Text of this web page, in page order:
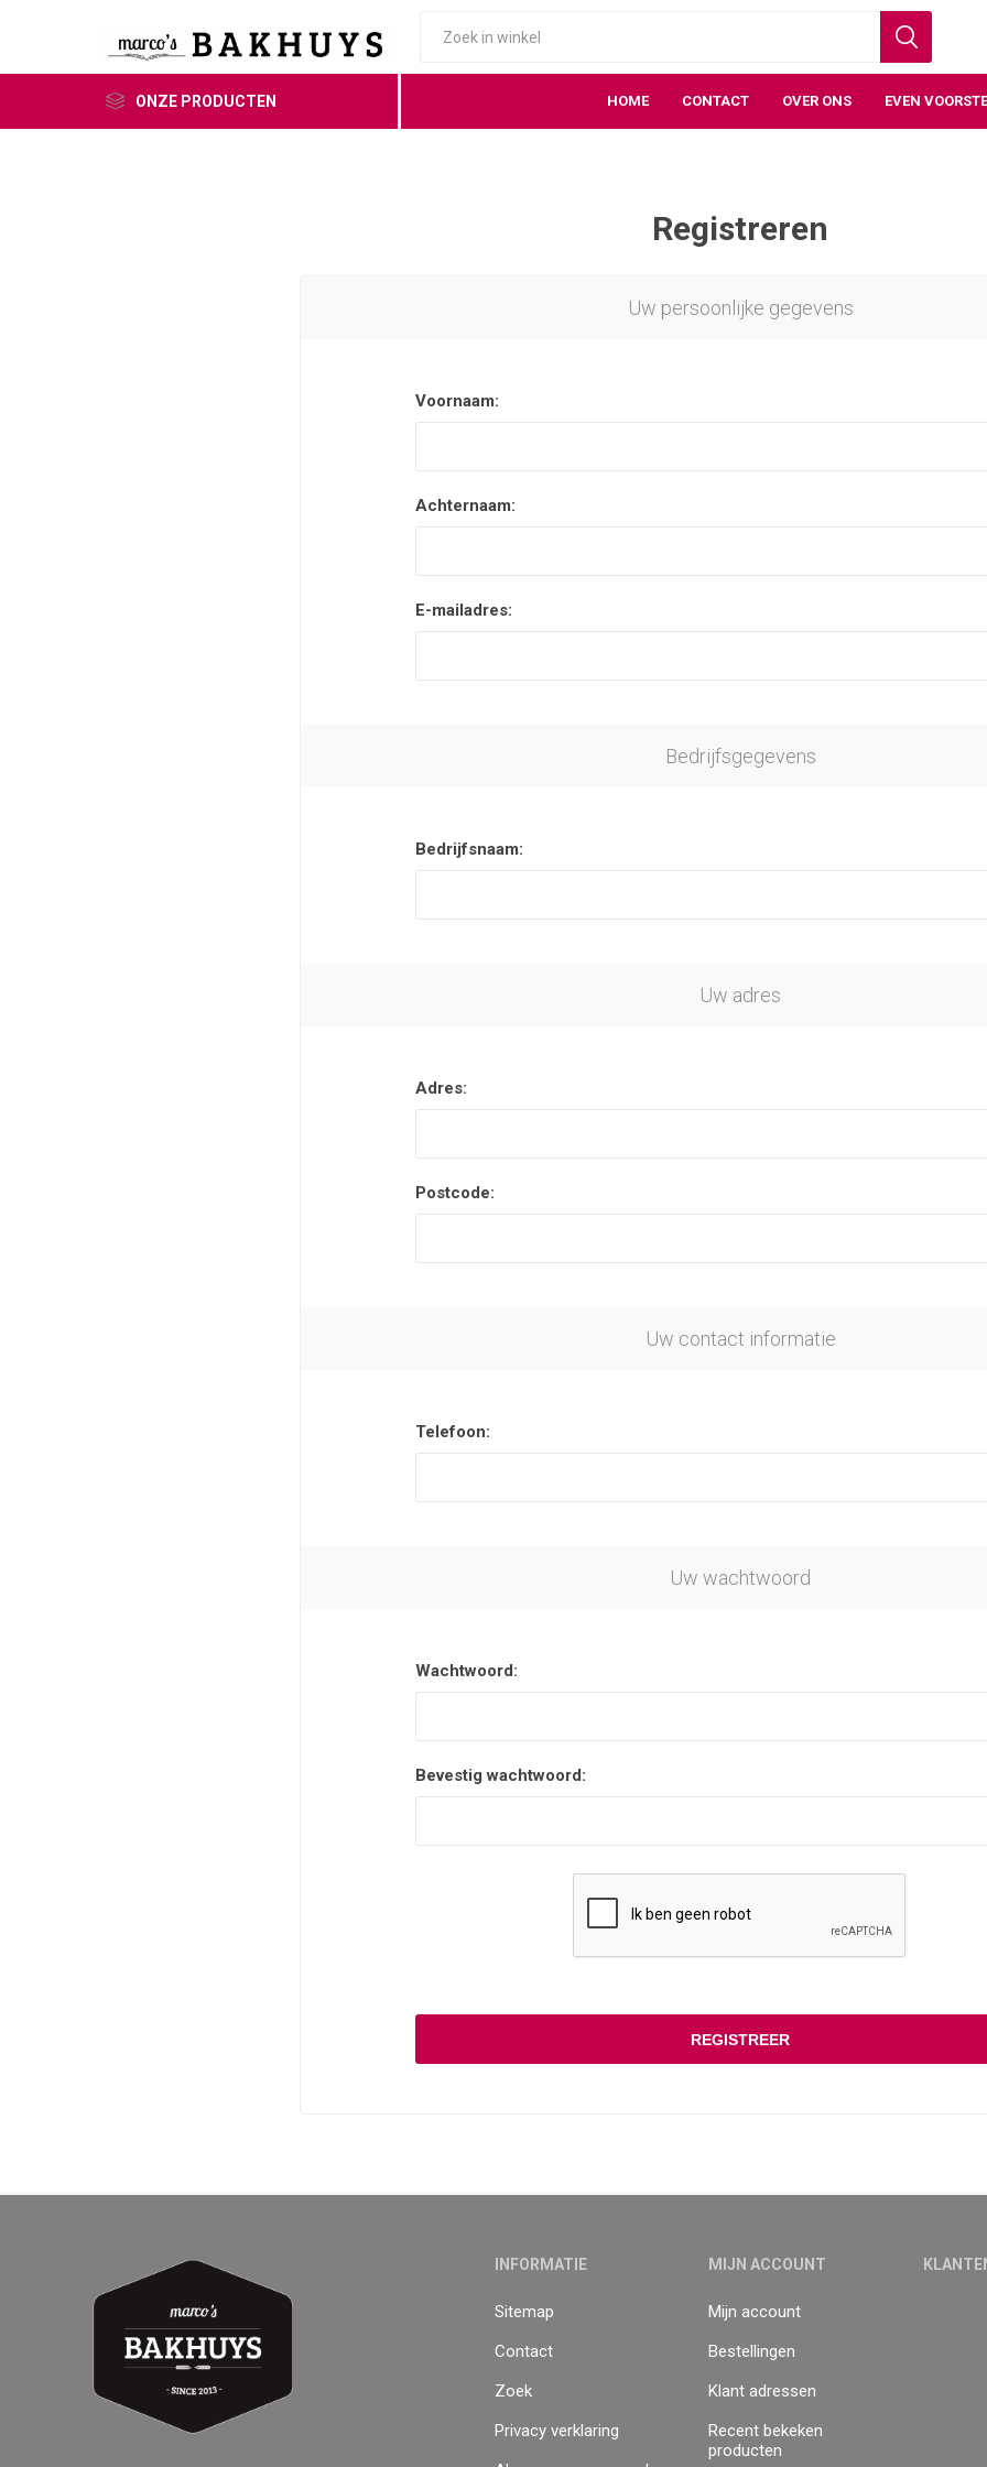
ONZE PRODUCTEN HOME CONTACT OVER ONS EVEN
Registreren
Uw persoonlijke gegevens
Voornaam:
Achternaam:
E-mailadres:
Bedrijfsgegevens
Bedrijfsnaam:
Uw adres
Adres:
Postcode:
Uw contact informatie
Telefoon:
Uw wachtwoord
Wachtwoord:
Bevestig wachtwoord:
INFORMATIE
Sitemap
Contact
Zoek
Privacy verklaring
MIJN ACCOUNT
Mijn account
Bestellingen
Klant adressen
Recent bekeken
producten